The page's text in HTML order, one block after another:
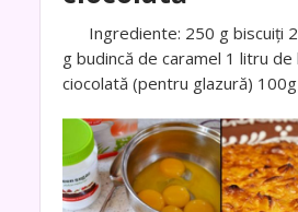
Ingrediente: 250 g biscuiți 2
g budincă de caramel 1 litru
ciocolată (pentru glazură)